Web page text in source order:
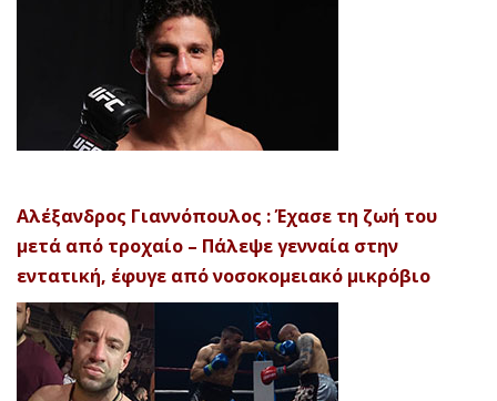
Αλέξανδρος Γιαννόπουλος : Έχασε τη ζωή του
μετά από τροχαίο – Πάλεψε γενναία στην
εντατική, έφυγε από νοσοκομειακό μικρόβιο